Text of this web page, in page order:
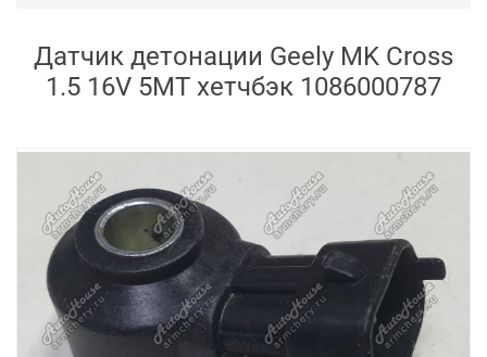
Датчик детонации Geely MK Cross
1.5 16V 5MT хетчбэк 1086000787